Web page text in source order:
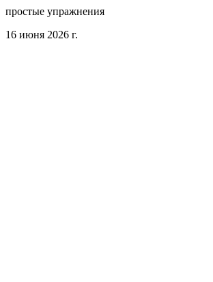
простые упражнения
16 июня 2026 г.